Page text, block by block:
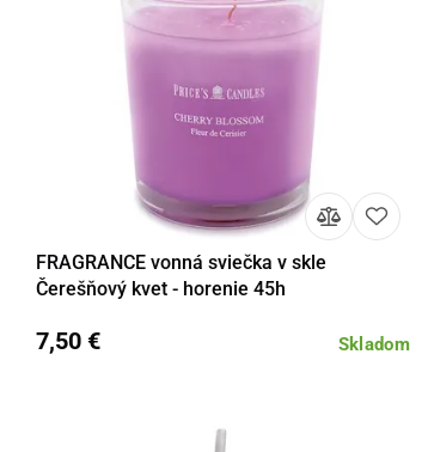
Detail Do košíka
FRAGRANCE vonná sviečka v skle
Čerešňový kvet - horenie 45h
Skladom
7,50 €